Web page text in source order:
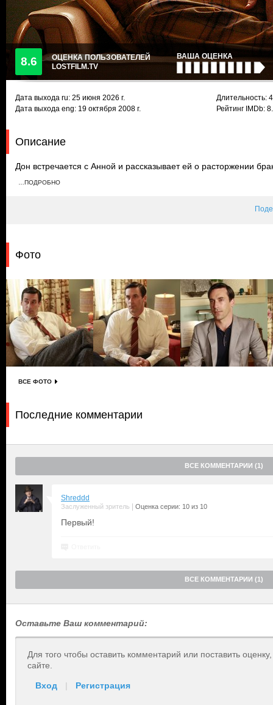
8.6
ОЦЕНКА ПОЛЬЗОВАТЕЛЕЙ
LOSTFILM.TV
ВАША ОЦЕНКА
Дата выхода ru: 25 июня 2026 г.
Дата выхода eng: 19 октября 2008 г.
Длительность:
Рейтинг IMDb:
Описание
Дон встречается с Анной и рассказывает ей о расторжении
выкуп агентства другой компанией. Сара обвиняет Бэтти в
…ПОДРОБНО
Фото
ВСЕ ФОТО
Последние комментарии
ВСЕ КОММЕНТАРИИ (1)
Shreddd
Заслуженный зритель Оценка серии: 10 из 10
Первый!
ВСЕ КОММЕНТАРИИ (1)
Оставьте Ваш комментарий:
Для того чтобы оставить комментарий или поставить
сайте.
Вход | Регистрация